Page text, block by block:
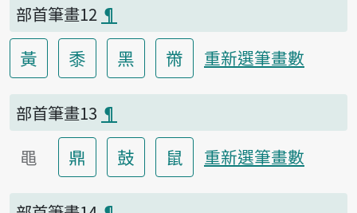
部首筆畫12 ¶
黃 黍 黑 黹 重新選筆畫數
部首筆畫13 ¶
黽 鼎 鼓 鼠 重新選筆畫數